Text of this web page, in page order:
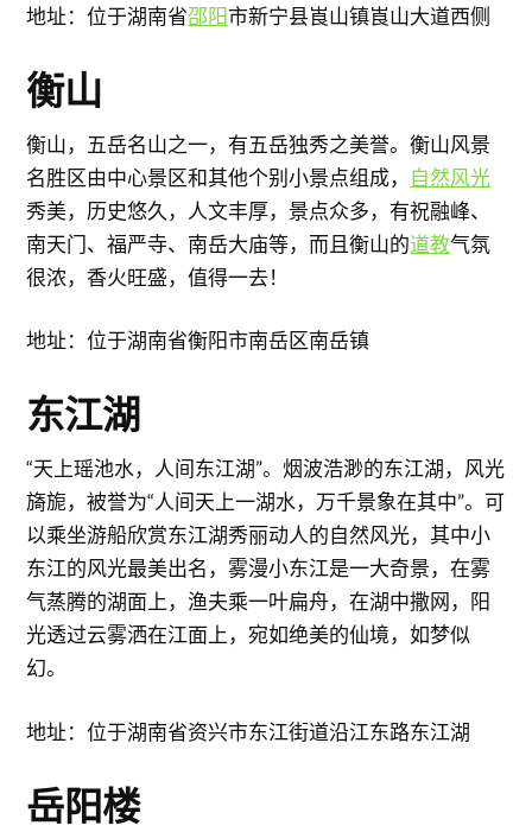
地址：位于湖南省邵阳市新宁县崀山镇崀山大道西侧
衡山
衡山，五岳名山之一，有五岳独秀之美誉。衡山风景
名胜区由中心景区和其他个别小景点组成， 自然风光
秀美，历史悠久，人文丰厚，景点众多，有祝融峰、
南天门、福严寺、南岳大庙等，而且衡山的道教气氛
很浓，香火旺盛，值得一去！
地址：位于湖南省衡阳市南岳区南岳镇
东江湖
“天上瑶池水，人间东江湖”。烟波浩渺的东江湖，风光
旖旎，被誉为“人间天上一湖水，万千景象在其中”。可
以乘坐游船欣赏东江湖秀丽动人的自然风光，其中小
东江的风光最美出名，雾漫小东江是一大奇景，在雾
气蒸腾的湖面上，渔夫乘一叶扁舟，在湖中撒网，阳
光透过云雾洒在江面上，宛如绝美的仙境，如梦似
幻。
地址：位于湖南省资兴市东江街道沿江东路东江湖
岳阳楼